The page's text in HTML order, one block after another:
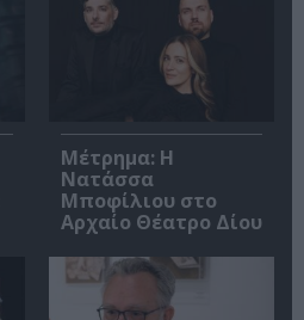
Μέτρημα: Η
Νατάσσα
Μποφίλιου στο
Αρχαίο Θέατρο Δίου